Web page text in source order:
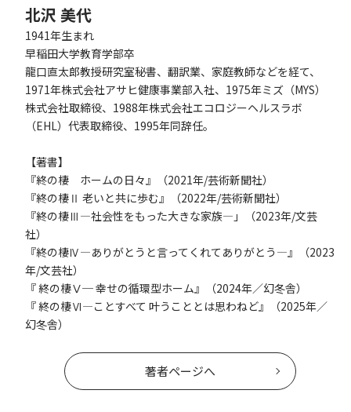
北沢 美代
1941年生まれ
早稲田大学教育学部卒
龍口直太郎教授研究室秘書、翻訳業、家庭教師などを経て、
1971年株式会社アサヒ健康事業部入社、1975年ミズ（MYS）
株式会社取締役、1988年株式会社エコロジーヘルスラボ
（EHL）代表取締役、1995年同辞任。
【著書】
『終の棲 ホームの日々』（2021年/芸術新聞社）
『終の棲Ⅱ 老いと共に歩む』（2022年/芸術新聞社）
『終の棲Ⅲ―社会性をもった大きな家族―」（2023年/文芸
社）
『終の棲Ⅳ―ありがとうと言ってくれてありがとう―』（2023
年/文芸社）
『 終の棲Ⅴ─ 幸せの循環型ホーム』（2024年／幻冬舎）
『 終の棲Ⅵ―ことすべて 叶うこととは思わねど』（2025年／
幻冬舎）
著者ページへ